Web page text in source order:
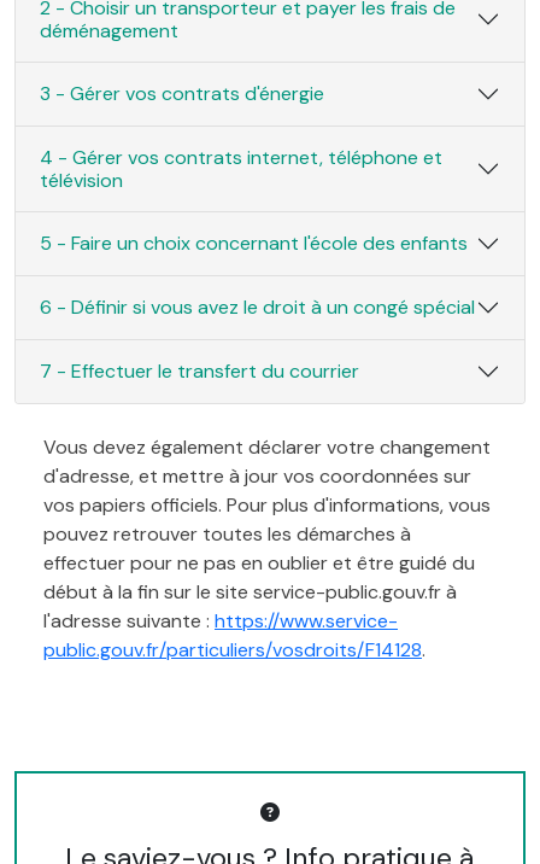
2 - Choisir un transporteur et payer les frais de
déménagement
3 - Gérer vos contrats d'énergie
4 - Gérer vos contrats internet, téléphone et
télévision
5 - Faire un choix concernant l'école des enfants
6 - Définir si vous avez le droit à un congé spécial
7 - Effectuer le transfert du courrier
Vous devez également déclarer votre changement
d'adresse, et mettre à jour vos coordonnées sur
vos papiers officiels. Pour plus d'informations, vous
pouvez retrouver toutes les démarches à
effectuer pour ne pas en oublier et être guidé du
début à la fin sur le site service-public.gouv.fr à
l'adresse suivante : https://www.service-
public.gouv.fr/particuliers/vosdroits/F14128.